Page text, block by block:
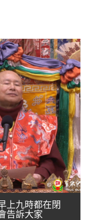
上九時都在閉
告訴大家